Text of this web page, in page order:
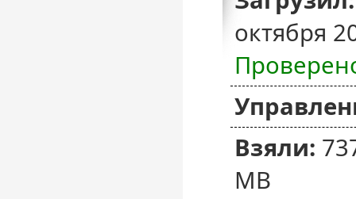
октября
Взяли:
MB